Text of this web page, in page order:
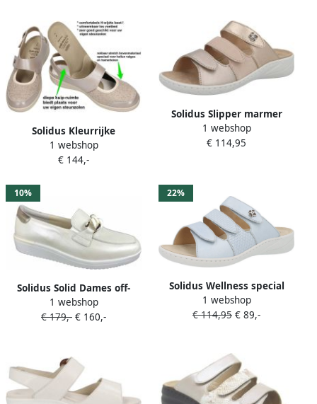
Solidus Kleurrijke
damessandalen stijlvol en
comfortabel
1 webshop
€ 144,-
Solidus Slipper marmer
duna skin Kleur Marmer)
1 webshop
€ 114,95
10%
Solidus Solid Dames off-
white ecru parel ballerina's
& mocassins
1 webshop
€ 179,- € 160,-
22%
Solidus Wellness special
sasso off white metallic G
Kleur Off white)
1 webshop
€ 114,95 € 89,-